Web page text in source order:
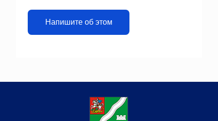
Напишите об этом